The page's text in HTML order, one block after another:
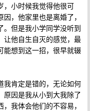
，小时候我觉得他很可
，他家里也是离婚了，
。但是我小学同学没听到
让他自生自灭的感觉，最
能想到这一招，很早就辍
我肯定是错的，无论如何
原因是我从小到大我除了
我体会他们的不容易，